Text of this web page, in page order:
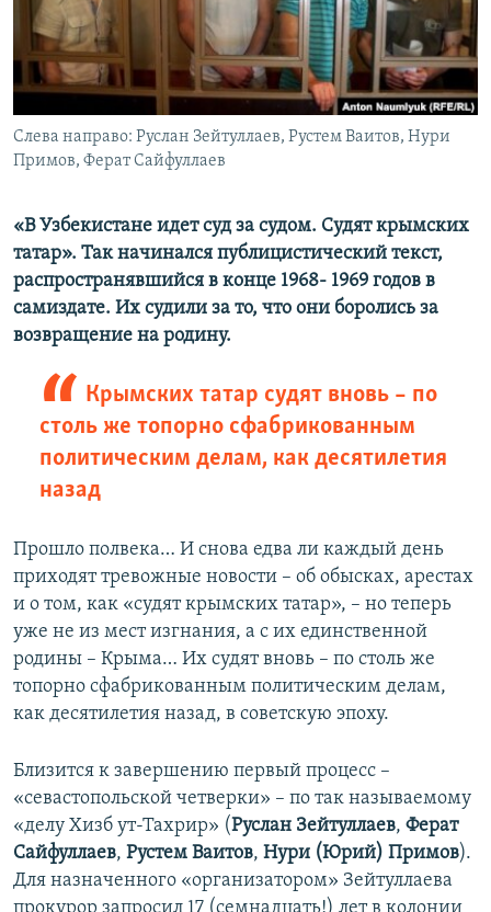
ПОБЕДИТЕЛЕЙ НЕ СУДЯТ?
КРЫМ.НЕПОКОРЕННЫЙ
ELIFBE
УКРАИНСКАЯ ПРОБЛЕМА КРЫМА
ПРИСОЕДИНЯЙТЕСЬ!
Все сайты RFE/RL
Слева направо: Руслан Зейтуллаев, Рустем Ваитов, Нури
Примов, Ферат Сайфуллаев
«В Узбекистане идет суд за судом. Судят крымских
татар». Так начинался публицистический текст,
распространявшийся в конце 1968- 1969 годов в
самиздате. Их судили за то, что они боролись за
возвращение на родину.
Крымских татар судят вновь – по
столь же топорно сфабрикованным
политическим делам, как десятилетия
назад
Прошло полвека… И снова едва ли каждый день
приходят тревожные новости – об обысках, арестах
и о том, как «судят крымских татар», – но теперь
уже не из мест изгнания, а с их единственной
родины – Крыма… Их судят вновь – по столь же
топорно сфабрикованным политическим делам,
как десятилетия назад, в советскую эпоху.
Близится к завершению первый процесс –
«севастопольской четверки» – по так называемому
«делу Хизб ут-Тахрир» (Руслан Зейтуллаев, Ферат
Сайфуллаев, Рустем Ваитов, Нури (Юрий) Примов).
Для назначенного «организатором» Зейтуллаева